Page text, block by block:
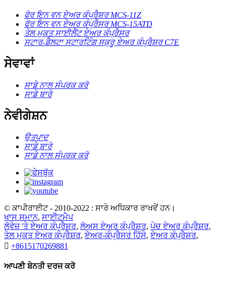
ਫੋਰ ਇਨ ਵਨ ਏਅਰ ਕੰਪ੍ਰੈਸ਼ਰ MCS-11Z
ਫੋਰ ਇਨ ਵਨ ਏਅਰ ਕੰਪ੍ਰੈਸਰ MCS-15ATD
ਤੇਲ ਮੁਕਤ ਸਾਈਲੈਂਟ ਏਅਰ ਕੰਪ੍ਰੈਸਰ
ਸਟਾਰ-ਡੈਲਟਾ ਸਟਾਰਟਿੰਗ ਸਕ੍ਰੂ ਏਅਰ ਕੰਪ੍ਰੈਸ਼ਰ C7E
ਸੇਵਾਵਾਂ
ਸਾਡੇ ਨਾਲ ਸੰਪਰਕ ਕਰੋ
ਸਾਡੇ ਬਾਰੇ
ਨੇਵੀਗੇਸ਼ਨ
ਉਤਪਾਦ
ਸਾਡੇ ਬਾਰੇ
ਸਾਡੇ ਨਾਲ ਸੰਪਰਕ ਕਰੋ
© ਕਾਪੀਰਾਈਟ - 2010-2022 : ਸਾਰੇ ਅਧਿਕਾਰ ਰਾਖਵੇਂ ਹਨ।
ਖਾਸ ਸਮਾਨ, ਸਾਈਟਮੈਪ
ਲੋਵੇਜ਼ 'ਤੇ ਏਅਰ ਕੰਪ੍ਰੈਸ਼ਰ,ਲੋਅਸ ਏਅਰ ਕੰਪ੍ਰੈਸ਼ਰ,ਪੇਚ ਏਅਰ ਕੰਪ੍ਰੈਸ਼ਰ,
ਤੇਲ ਮੁਕਤ ਏਅਰ ਕੰਪ੍ਰੈਸ਼ਰ,ਏਅਰ-ਕੰਪ੍ਰੈਸਰ ਹਿੱਸੇ,ਏਅਰ ਕੰਪ੍ਰੈਸ਼ਰ,
 +8615170269881
ਆਪਣੀ ਬੇਨਤੀ ਦਰਜ ਕਰੋ